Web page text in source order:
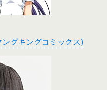
グキングコミックス)